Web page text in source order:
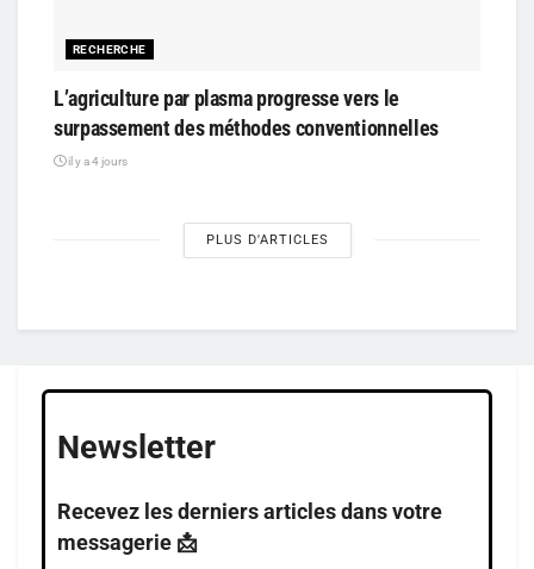
RECHERCHE
L’agriculture par plasma progresse vers le
surpassement des méthodes conventionnelles
il y a 4 jours
PLUS D'ARTICLES
Newsletter
Recevez les derniers articles dans votre
messagerie 📩